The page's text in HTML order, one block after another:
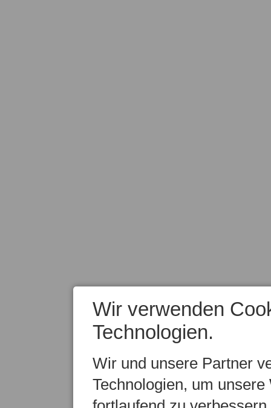
Wir verwenden
Technologien.
Wir und unsere Partner
Technologien, um